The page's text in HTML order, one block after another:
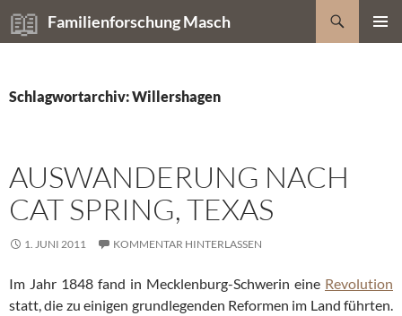
Zum
Inhalt
Familienforschung Masch
Suchen
Schlagwortarchiv: Willershagen
AUSWANDERUNG NACH
CAT SPRING, TEXAS
1. JUNI 2011 KOMMENTAR HINTERLASSEN
Im Jahr 1848 fand in Mecklenburg-Schwerin eine Revolution
statt, die zu einigen grundlegenden Reformen im Land führten.